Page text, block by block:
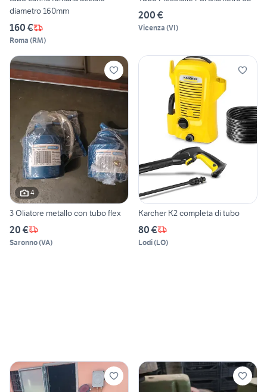
diametro 160mm
160 €
Roma (RM)
200 €
Vicenza (VI)
4
3 Oliatore metallo con tubo flex
20 €
Saronno(VA)
Karcher K2 completa di tubo
80 €
Lodi(LO)